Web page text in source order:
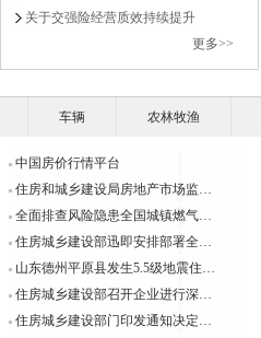
关于交强险经营质效持续提升
更多>>
车辆 农林牧渔
中国房价行情平台
住房和城乡建设局房地产市场监…
全面排查风险隐患全国城镇燃气…
住房城乡建设部迅即安排部署全…
山东德州平原县发生5.5级地震住…
住房城乡建设部召开企业进行深…
住房城乡建设部门印发通知决定…